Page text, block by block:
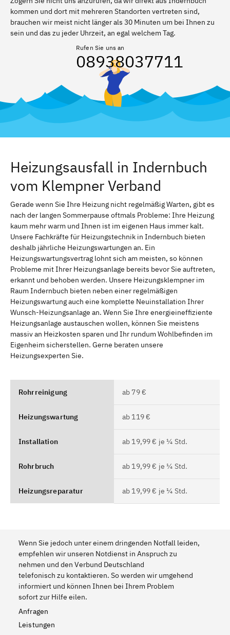
kommen und dort mit mehreren Standorten vertreten sind,
brauchen wir meist nicht länger als 30 Minuten um bei Ihnen zu
sein und das zu jeder Uhrzeit, an egal welchem Tag.
Rufen Sie uns an
08938037711
Heizungsausfall in Indernbuch
vom Klempner Verband
Gerade wenn Sie Ihre Heizung nicht regelmäßig Warten, gibt es
nach der langen Sommerpause oftmals Probleme: Ihre Heizung
kaum mehr warm und Ihnen ist im eigenen Haus immer kalt.
Unsere Fachkräfte für Heizungstechnik in Indernbuch bieten
deshalb jährliche Heizungswartungen an. Ein
Heizungswartungsvertrag lohnt sich am meisten, so können
Probleme mit Ihrer Heizungsanlage bereits bevor Sie auftreten,
erkannt und behoben werden. Unsere Heizungsklempner im
Raum Indernbuch bieten neben einer regelmäßigen
Heizungswartung auch eine komplette Neuinstallation Ihrer
Wunsch-Heizungsanlage an. Wenn Sie Ihre energieineffiziente
Heizungsanlage austauschen wollen, können Sie meistens
massiv an Heizkosten sparen und Ihr rundum Wohlbefinden im
Eigenheim sicherstellen. Gerne beraten unsere
Heizungsexperten Sie.
Rohrreinigung ab 79 €
Heizungswartung ab 119 €
Installation ab 19,99 € je ¼ Std.
Rohrbruch ab 19,99 € je ¼ Std.
Heizungsreparatur ab 19,99 € je ¼ Std.
Wenn Sie jedoch unter einem dringenden Notfall leiden,
empfehlen wir unseren Notdienst in Anspruch zu
nehmen und den Verbund Deutschland
telefonisch zu kontaktieren. So werden wir umgehend
informiert und können Ihnen bei Ihrem Problem
sofort zur Hilfe eilen.
Anfragen
Leistungen